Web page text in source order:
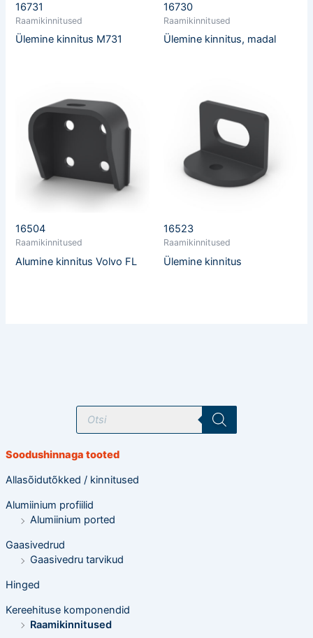
T
o
t
o
t
s
i
n
g
Soodushinnaga tooted
Allasõidutõkked / kinnitused
Alumiinium profiilid
Alumiinium ported
Gaasivedrud
Gaasivedru tarvikud
Hinged
Kereehituse komponendid
Raamikinnitused
16731
Raamikinnitused
Ülemine kinnitus M731
16730
Raamikinnitused
Ülemine kinnitus, madal
16504
Raamikinnitused
Alumine kinnitus Volvo FL
16523
Raamikinnitused
Ülemine kinnitus